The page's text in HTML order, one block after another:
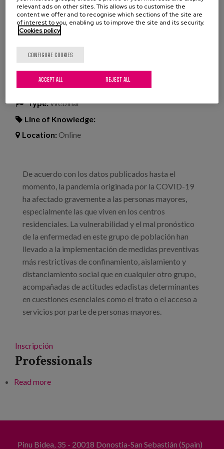
discriminación sutil»
Repensando el papel social del
envejecimiento en el marco de la
COVID-19
Date:
Type:Webinar
Line of Knowledge:
Location:Online
De acuerdo con los datos publicados hasta el
momento, la pandemia originada por la COVID-19
ha afectado gravemente a las personas mayores,
especialmente las que viven en los centros
residenciales. La vulnerabilidad y el mal pronóstico
de la enfermedad en este grupo de población han
llevado a la implementación de medidas preventivas
más restrictivas de confinamiento, aislamiento y
distanciamiento social que en cualquier otro grupo,
acompañadas de actitudes edadistas determinantes
en cuestiones esenciales como el trato o el acceso a
servicios por parte de personas mayores.
Inscripción
Professionals
Read moreabout Repensando el papel social del
Pinu Bidea, 35 - 20018 Donostia-San Sebastián (Spain)
relevant ads on other sites. This allows us to customise the
content we offer and to recognise which sections of the site are
of interest to you, enabling us to improve the site and its security.
Cookies policy
CONFIGURE COOKIES
REJECT ALL
ACCEPT ALL